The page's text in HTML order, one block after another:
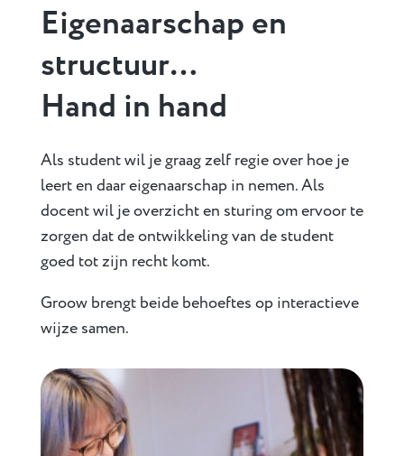
Eigenaarschap en
structuur…
Hand in hand
Als student wil je graag zelf regie over hoe je
leert en daar eigenaarschap in nemen. Als
docent wil je overzicht en sturing om ervoor te
zorgen dat de ontwikkeling van de student
goed tot zijn recht komt.
Groow brengt beide behoeftes op interactieve
wijze samen.